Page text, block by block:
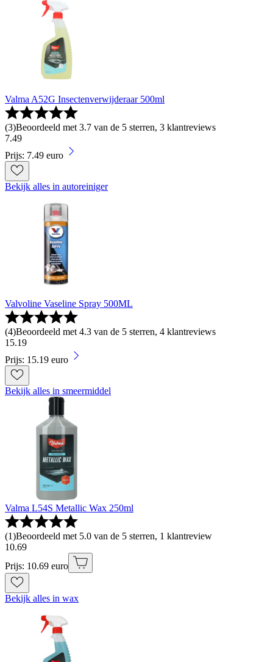
Valma A52G Insectenverwijderaar 500ml
(3)Beoordeeld met 3.7 van de 5 sterren, 3 klantreviews
7.49
Prijs: 7.49 euro
Bekijk alles in autoreiniger
Valvoline Vaseline Spray 500ML
(4)Beoordeeld met 4.3 van de 5 sterren, 4 klantreviews
15.19
Prijs: 15.19 euro
Bekijk alles in smeermiddel
Valma L54S Metallic Wax 250ml
(1)Beoordeeld met 5.0 van de 5 sterren, 1 klantreview
10.69
Prijs: 10.69 euro
Bekijk alles in wax